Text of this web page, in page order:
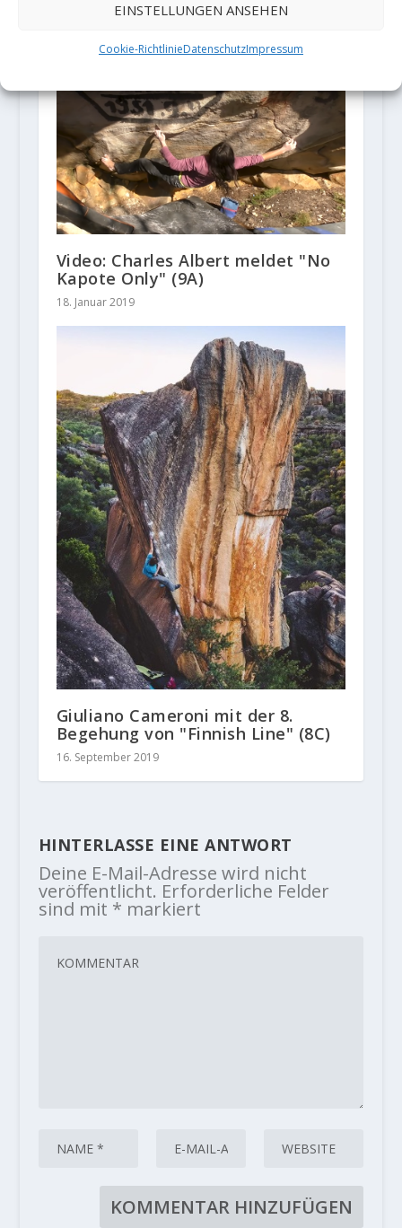
EINSTELLUNGEN ANSEHEN
Cookie-RichtlinieDatenschutzImpressum
"Wheel of retardation" 8B in den
27. August 2018
Video: Charles Albert meldet "No
Kapote Only" (9A)
18. Januar 2019
Giuliano Cameroni mit der 8.
Begehung von "Finnish Line" (8C)
16. September 2019
HINTERLASSE EINE ANTWORT
Deine E-Mail-Adresse wird nicht
veröffentlicht. Erforderliche Felder
sind mit * markiert